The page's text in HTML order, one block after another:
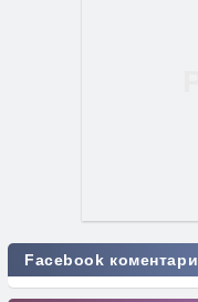
Facebook коментари